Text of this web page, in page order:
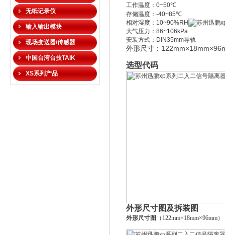
无纸记录仪
输入输出模块
现场变送器/传感器
中国台湾台技TAIK
XS系列产品
工作温度： 0~50℃
存储温度： -40~85℃
相对湿度： 10~90%RH
大气压力： 86~106kPa
安装方式： DIN35mm导轨
外形尺寸： 122mm×18mm
选型代码
外形尺寸图及拆装图
外形尺寸图 （122mm×18mm